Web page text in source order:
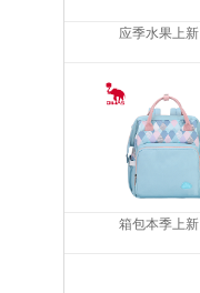
应季水果上新
箱包本季上新